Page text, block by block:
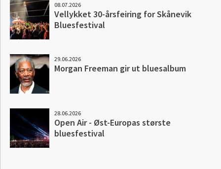
08.07.2026
Vellykket 30-årsfeiring for Skånevik
Bluesfestival
29.06.2026
Morgan Freeman gir ut bluesalbum
28.06.2026
Open Air - Øst-Europas største
bluesfestival